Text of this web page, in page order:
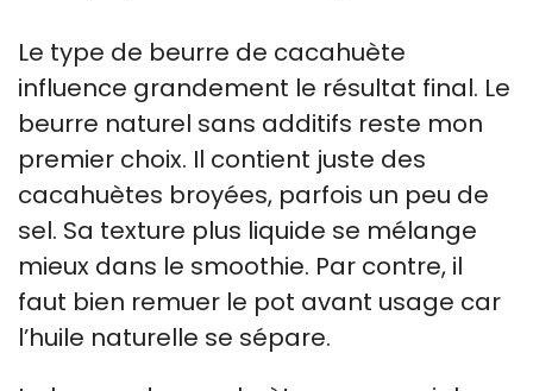
Le type de beurre de cacahuète
influence grandement le résultat final. Le
beurre naturel sans additifs reste mon
premier choix. Il contient juste des
cacahuètes broyées, parfois un peu de
sel. Sa texture plus liquide se mélange
mieux dans le smoothie. Par contre, il
faut bien remuer le pot avant usage car
l’huile naturelle se sépare.